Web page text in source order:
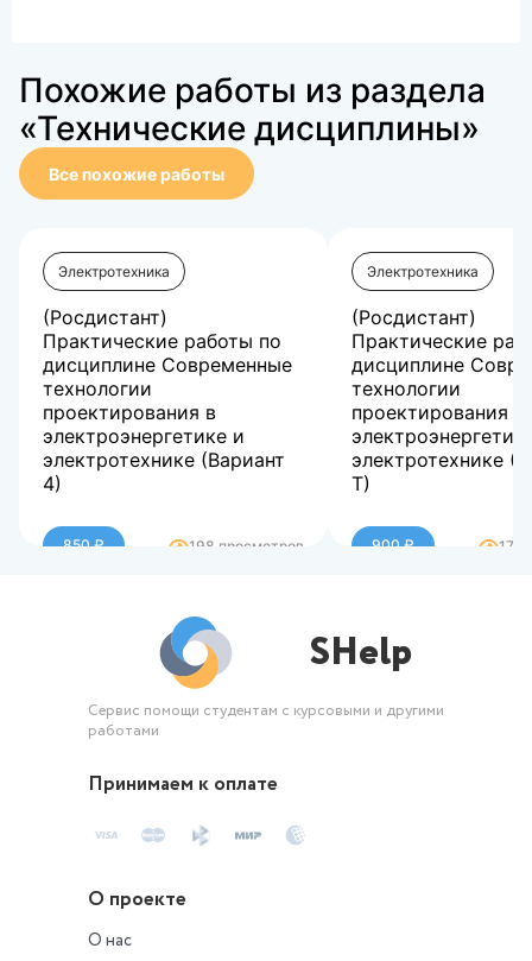
Похожие работы из раздела
«Технические дисциплины»
Все похожие работы
Электротехника
(Росдистант)
Практические работы по
дисциплине Современные
технологии
проектирования в
электроэнергетике и
электротехнике (Вариант
4)
демонстрационном файле
850 ₽ 198 просмотров
Электротехника
(Росдистант)
Практические
дисциплине
технологии
проектирования в
электротехнике
Т)
900 ₽ 176
SHelp
Сервис помощи студентам с курсовыми и другими
работами
Принимаем к оплате
О проекте
О нас